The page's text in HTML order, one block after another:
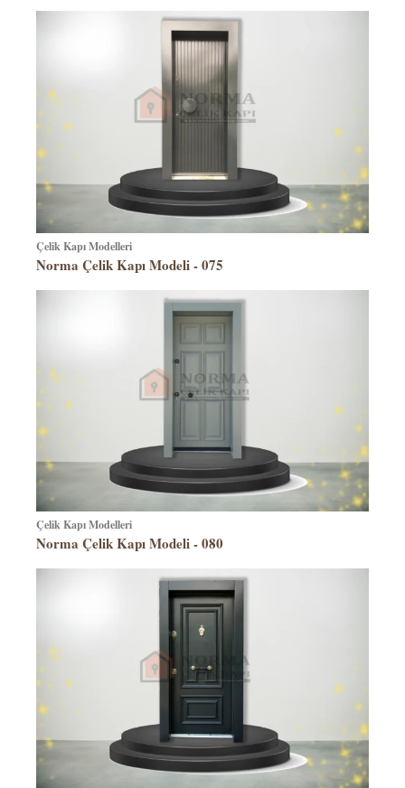
Çelik Kapı Modelleri
Norma Çelik Kapı Modeli - 075
Çelik Kapı Modelleri
Norma Çelik Kapı Modeli - 080